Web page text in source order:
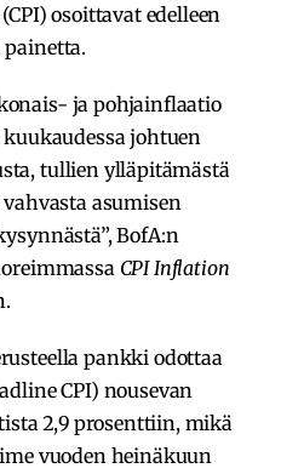
osoittavat edelleen
ja pohjainflaatio
johtuen
tullien ylläpitämästä
asumisen
BofA:n
CPI Inflation
pankki odottaa
CPI) nousevan
2,9 prosenttiin, mikä
vuoden heinäkuun